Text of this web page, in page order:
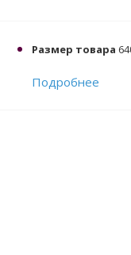
Размер товара
Подробнее